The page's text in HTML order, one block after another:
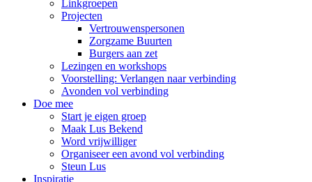
Linkgroepen
Projecten
Vertrouwenspersonen
Zorgzame Buurten
Burgers aan zet
Lezingen en workshops
Voorstelling: Verlangen naar verbinding
Avonden vol verbinding
Doe mee
Start je eigen groep
Maak Lus Bekend
Word vrijwilliger
Organiseer een avond vol verbinding
Steun Lus
Inspiratie